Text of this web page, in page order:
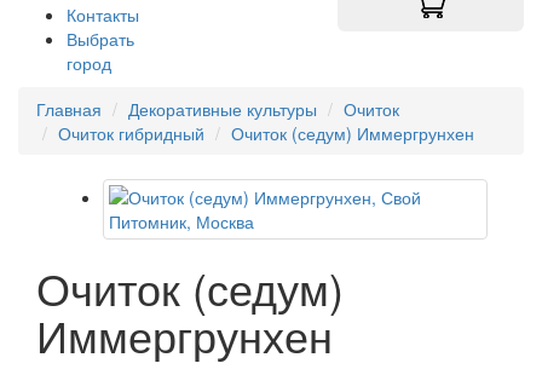
Контакты
Выбрать
город
Главная Декоративные культуры
Очиток
Очиток гибридный
Очиток (седум) Иммергрунхен
Очиток (седум)
Иммергрунхен